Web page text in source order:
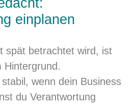
einplanen
spät betrachtet wird, ist
Hintergrund.
wenn dein Business
du Verantwortung